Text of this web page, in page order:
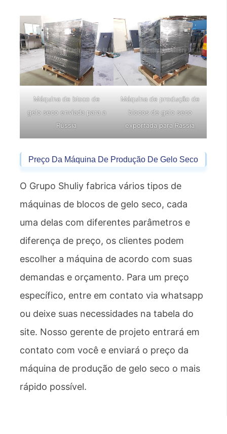
Máquina de bloco de
gelo seco enviada para a
Rússia
Máquina de produção de
blocos de gelo seco
exportada para Rassia
Preço Da Máquina De Produção De Gelo Seco
O Grupo Shuliy fabrica vários tipos de
máquinas de blocos de gelo seco, cada
uma delas com diferentes parâmetros e
diferença de preço, os clientes podem
escolher a máquina de acordo com suas
demandas e orçamento. Para um preço
específico, entre em contato via whatsapp
ou deixe suas necessidades na tabela do
site. Nosso gerente de projeto entrará em
contato com você e enviará o preço da
máquina de produção de gelo seco o mais
rápido possível.